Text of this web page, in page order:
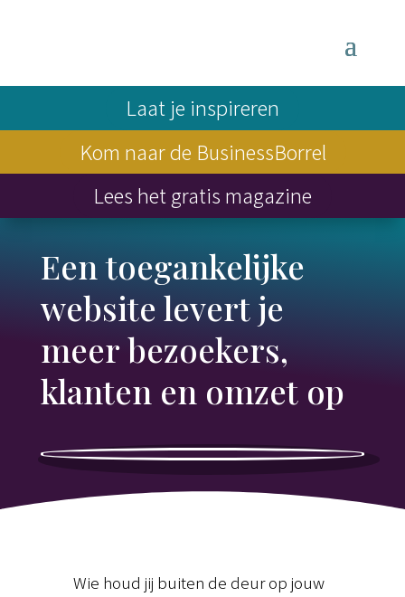
Laat je inspireren
Kom naar de BusinessBorrel
Lees het gratis magazine
Een toegankelijke
website levert je
meer bezoekers,
klanten en omzet op
Wie houd jij buiten de deur op jouw